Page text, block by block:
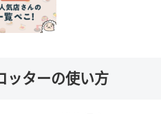
ッターの使い方